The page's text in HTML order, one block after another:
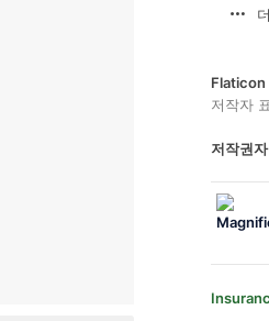
Flaticon
저작자
저작권